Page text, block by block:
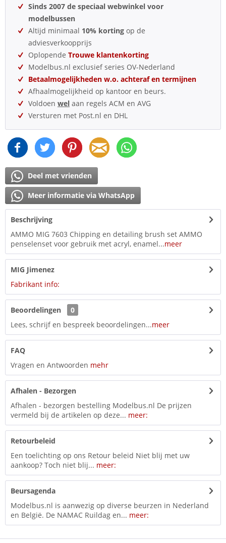
Sinds 2007 de speciaal webwinkel voor
modelbussen
Altijd minimaal 10% korting op de
adviesverkoopprijs
Oplopende Trouwe klantenkorting
Modelbus.nl exclusief series OV-Nederland
Betaalmogelijkheden w.o. achteraf en termijnen
Afhaalmogelijkheid op kantoor en beurs.
Voldoen wel aan regels ACM en AVG
Versturen met Post.nl en DHL
Deel met vrienden
Meer informatie via WhatsApp
Beschrijving
AMMO MIG 7603 Chipping en detailing brush set AMMO
penselenset voor gebruik met acryl, enamel...meer
MIG Jimenez
Fabrikant info:
Beoordelingen
0
Lees, schrijf en bespreek beoordelingen...meer
FAQ
Vragen en Antwoorden mehr
Afhalen - Bezorgen
Afhalen - bezorgen bestelling Modelbus.nl De prijzen
vermeld bij de artikelen op deze... meer:
Retourbeleid
Een toelichting op ons Retour beleid Niet blij met uw
aankoop? Toch niet blij... meer:
Beursagenda
Modelbus.nl is aanwezig op diverse beurzen in Nederland
en België. De NAMAC Ruildag en... meer: